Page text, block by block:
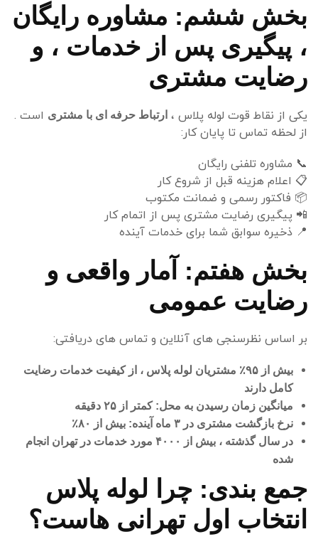
بخش ششم: مشاوره رایگان
، پیگیری پس از خدمات ، و
رضایت مشتری
یکی از نقاط قوت لوله پلاس ، ارتباط حرفه ای با مشتری است .
از لحظه تماس تا پایان کار:
📞 مشاوره تلفنی رایگان
📋 اعلام هزینه قبل از شروع کار
📦 فاکتور رسمی و ضمانت مکتوب
📲 پیگیری رضایت مشتری پس از اتمام کار
📍 ذخیره سوابق شما برای خدمات آینده
بخش هفتم: آمار واقعی و
رضایت عمومی
بر اساس نظرسنجی های آنلاین و تماس های دریافتی:
بیش از
۹۵٪ مشتریان لوله پلاس ، از کیفیت خدمات رضایت
کامل دارند
میانگین زمان رسیدن به محل: کمتر از ۲۵ دقیقه
نرخ بازگشت مشتری در ۳ ماه آینده: بیش از
۸۰٪
در سال گذشته ، بیش از
۴۰۰۰ مورد خدمات در تهران انجام
شده
جمع بندی: چرا لوله پلاس
انتخاب اول تهرانی هاست؟